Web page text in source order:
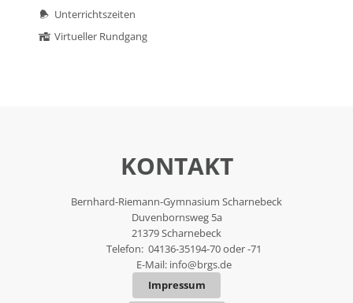
Unterrichtszeiten
Virtueller Rundgang
KONTAKT
Bernhard-Riemann-Gymnasium Scharnebeck
Duvenbornsweg 5a
21379 Scharnebeck
Telefon: 04136-35194-70 oder -71
E-Mail: info@brgs.de
Impressum